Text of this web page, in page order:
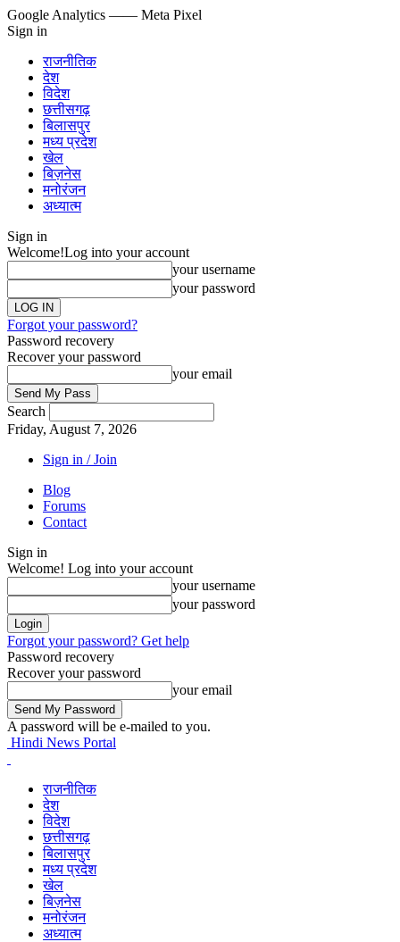
Google Analytics —— Meta Pixel
Sign in
राजनीतिक
देश
विदेश
छत्तीसगढ़
बिलासपुर
मध्य प्रदेश
खेल
बिज़नेस
मनोरंजन
अध्यात्म
Sign in
Welcome!Log into your account
your username
your password
Forgot your password?
Password recovery
Recover your password
your email
Search
Friday, August 7, 2026
Sign in / Join
Blog
Forums
Contact
Sign in
Welcome! Log into your account
your username
your password
Forgot your password? Get help
Password recovery
Recover your password
your email
A password will be e-mailed to you.
Hindi News Portal
राजनीतिक
देश
विदेश
छत्तीसगढ़
बिलासपुर
मध्य प्रदेश
खेल
बिज़नेस
मनोरंजन
अध्यात्म